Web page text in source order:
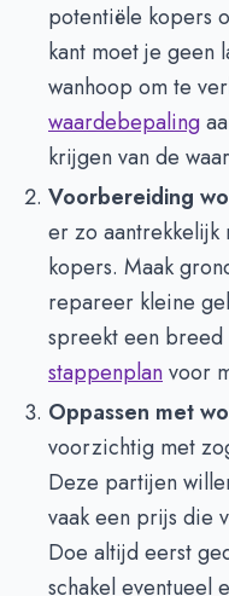
potentiële kopers
kant moet je geen
wanhoop om te
waardebepaling
krijgen van de
Voorbereiding
er zo
kopers. Maak
repareer kleine
spreekt een
stappenplanvoor
Oppassen met
voorzichtig met
Deze partijen
vaak een prijs die
Doe altijd eerst
schakel eventueel